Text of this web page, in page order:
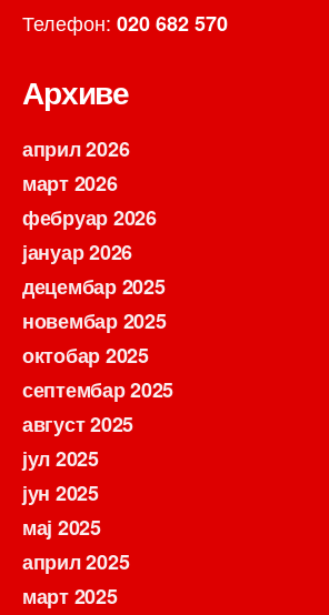
Телефон: 020 682 570
Архиве
април 2026
март 2026
фебруар 2026
јануар 2026
децембар 2025
новембар 2025
октобар 2025
септембар 2025
август 2025
јул 2025
јун 2025
мај 2025
април 2025
март 2025